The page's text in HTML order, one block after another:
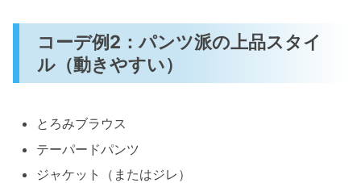
コーデ例2：パンツ派の上品スタイ
ル（動きやすい）
とろみブラウス
テーパードパンツ
ジャケット（またはジレ）